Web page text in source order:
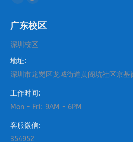
Mail
opens
in
new
Weibo
opens
in
广东校区
深圳校区
地址:
深圳市龙岗区龙城街道黄阁坑社区京基
工作时间:
Mon - Fri: 9AM - 6PM
客服微信:
354952